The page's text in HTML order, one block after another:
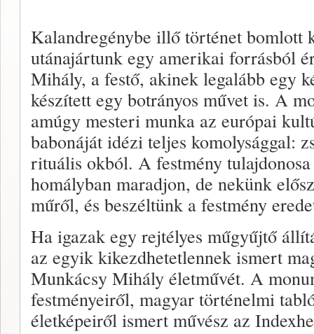
Kalandregénybe illő történet bomlott
utánajártunk egy amerikai forrásból
Mihály, a festő, akinek legalább egy
készített egy botrányos művet is. A
amúgy mesteri munka az európai
babonáját idézi teljes komolysággal:
rituális okból. A festmény
homályban maradjon, de nekünk
műről, és beszéltünk a festmény
Ha igazak egy rejtélyes műgyűjtő
az egyik kikezdhetetlennek ismert
Munkácsy Mihály életművét. A
festményeiről, magyar történelmi
életképeiről ismert művész az